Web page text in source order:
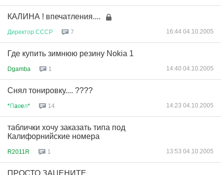
КАЛИНА ! впечатления....
Директор СССР 7 16:44 04.10.2005
Где купить зимнюю резину Nokia 1
Dgamba 1 14:40 04.10.2005
Снял тонировку.... ????
*Пaвeл* 14 14:23 04.10.2005
таблички хочу заказать типа под
Калифорнийские номера
R2011R 1 13:53 04.10.2005
ПРОСТО ЗАЦЕНИТЕ